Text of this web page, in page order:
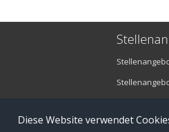
Diese Website verwendet